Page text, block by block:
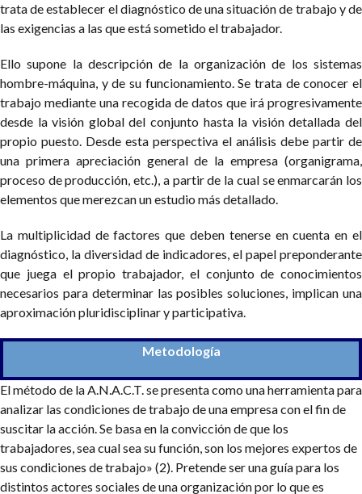
trata de establecer el diagnóstico de una situación de trabajo y de
las exigencias a las que está sometido el trabajador.
Ello supone la descripción de la organización de los sistemas
hombre-máquina, y de su funcionamiento. Se trata de conocer el
trabajo mediante una recogida de datos que irá progresivamente
desde la visión global del conjunto hasta la visión detallada del
propio puesto. Desde esta perspectiva el análisis debe partir de
una primera apreciación general de la empresa (organigrama,
proceso de producción, etc.), a partir de la cual se enmarcarán los
elementos que merezcan un estudio más detallado.
La multiplicidad de factores que deben tenerse en cuenta en el
diagnóstico, la diversidad de indicadores, el papel preponderante
que juega el propio trabajador, el conjunto de conocimientos
necesarios para determinar las posibles soluciones, implican una
aproximación pluridisciplinar y participativa.
Metodología
El método de la A.N.A.C.T. se presenta como una herramienta para
analizar las condiciones de trabajo de una empresa con el fin de
suscitar la acción. Se basa en la convicción de que los
trabajadores, sea cual sea su función, son los mejores expertos de
sus condiciones de trabajo» (2). Pretende ser una guía para los
distintos actores sociales de una organización por lo que es